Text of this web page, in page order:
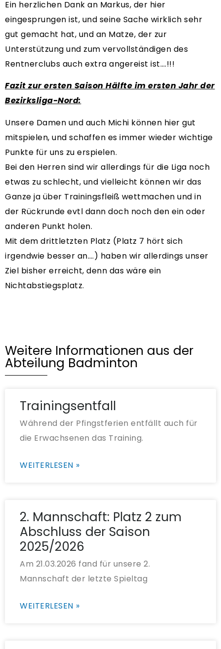
Ein herzlichen Dank an Markus, der hier
eingesprungen ist, und seine Sache wirklich sehr
gut gemacht hat, und an Matze, der zur
Unterstützung und zum vervollständigen des
Rentnerclubs auch extra angereist ist….!!!
Fazit zur ersten Saison Hälfte im ersten Jahr der
Bezirksliga-Nord:
Unsere Damen und auch Michi können hier gut
mitspielen, und schaffen es immer wieder wichtige
Punkte für uns zu erspielen.
Bei den Herren sind wir allerdings für die Liga noch
etwas zu schlecht, und vielleicht können wir das
Ganze ja über Trainingsfleiß wettmachen und in
der Rückrunde evtl dann doch noch den ein oder
anderen Punkt holen.
Mit dem drittletzten Platz (Platz 7 hört sich
irgendwie besser an….) haben wir allerdings unser
Ziel bisher erreicht, denn das wäre ein
Nichtabstiegsplatz.
Weitere Informationen aus der
Abteilung Badminton
Trainingsentfall
Während der Pfingstferien entfällt auch für
die Erwachsenen das Training.
WEITERLESEN »
2. Mannschaft: Platz 2 zum
Abschluss der Saison
2025/2026
Am 21.03.2026 fand für unsere 2.
Mannschaft der letzte Spieltag
WEITERLESEN »